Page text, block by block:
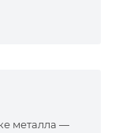
металла —